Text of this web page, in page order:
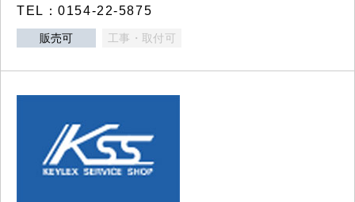
TEL：0154-22-5875
販売可 工事・取付可